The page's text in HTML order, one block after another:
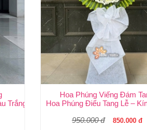
Trắng Được Chọn Nhiều Nhất Tại Huy
Hoa Phúng Viếng Đám
Hoa Phúng Điếu Tang Lễ –
950.000 đ
850.000 đ